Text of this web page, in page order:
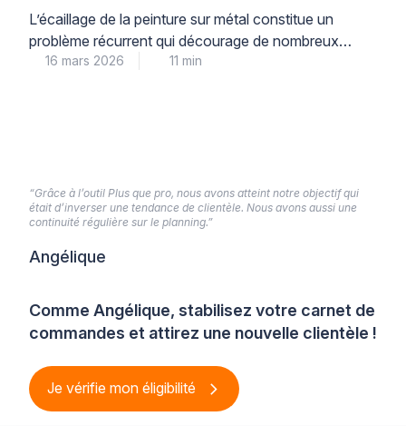
L’écaillage de la peinture sur métal constitue un
problème récurrent qui décourage de nombreux
propriétaires. Ce phénomène trouve son origine dans
16 mars 2026 11 min
Comme Angélique, stabilisez votre carnet de
commandes et attirez une nouvelle clientèle !
Je vérifie mon éligibilité
“Grâce à l’outil Plus que pro, nous avons atteint notre objectif qui
était d’inverser une tendance de clientèle. Nous avons aussi une
continuité régulière sur le planning.”
Angélique